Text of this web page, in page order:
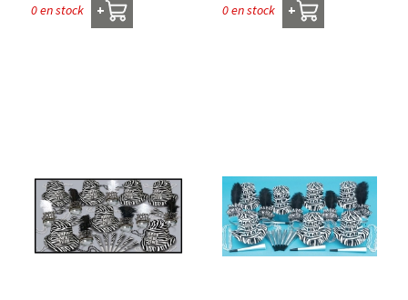
0 en stock + 0 en stock +